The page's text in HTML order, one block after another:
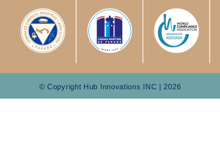
© Copyright Hub Innovations INC | 2026